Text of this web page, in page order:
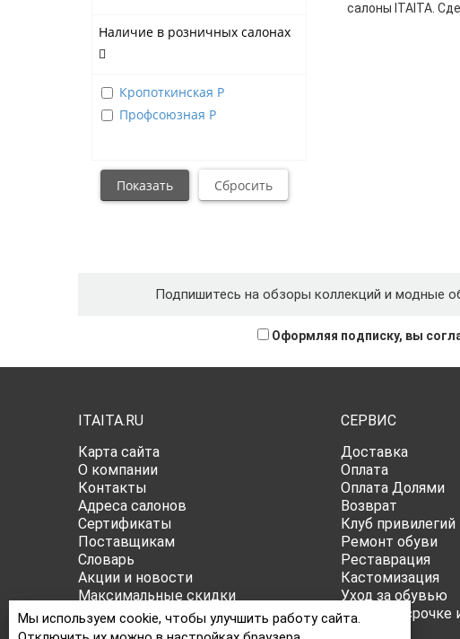
Наличие в розничных салонах
Кропоткинская Р
Профсоюзная Р
салоны ITAITA.
Подпишитесь на обзоры коллекций и модные
Оформляя подписку, вы
ITAITA.RU
Карта сайта
О компании
Контакты
Адреса салонов
Сертификаты
Поставщикам
Словарь
Акции и новости
Максимальные скидки
Публичная оферта
Политика конфиденциальности
СЕРВИС
Доставка
Оплата
Оплата Долями
Возврат
Клуб привилегий
Ремонт обуви
Реставрация
Кастомизация
Уход за обувью
Все о рассрочке
Мы используем cookie, чтобы улучшить работу сайта.